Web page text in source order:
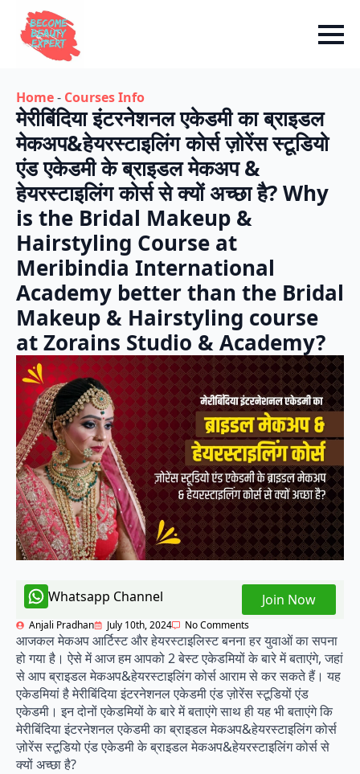
Home- Courses Info
मेरीबिंदिया इंटरनेशनल एकेडमी का ब्राइडल
मेकअप&हेयरस्टाइलिंग कोर्स ज़ोरेंस स्टूडियो
एंड एकेडमी के ब्राइडल मेकअप &
हेयरस्टाइलिंग कोर्स से क्यों अच्छा है? Why
is the Bridal Makeup &
Hairstyling Course at
Meribindia International
Academy better than the Bridal
Makeup & Hairstyling course
at Zorains Studio & Academy?
Whatsapp Channel Join Now
Anjali Pradhan July 10th, 2024 No Comments
आजकल मेकअप आर्टिस्ट और हेयरस्टाइलिस्ट बनना हर युवाओं का सपना
हो गया है। ऐसे में आज हम आपको 2 बेस्ट एकेडमियों के बारे में बताएंगे, जहां
से आप ब्राइडल मेकअप&हेयरस्टाइलिंग कोर्स आराम से कर सकते हैं। यह
एकेडमियां है मेरीबिंदिया इंटरनेशनल एकेडमी एंड ज़ोरेंस स्टूडियों एंड
एकेडमी। इन दोनों एकेडमियों के बारे में बताएंगे साथ ही यह भी बताएंगे कि
मेरीबिंदिया इंटरनेशनल एकेडमी का ब्राइडल मेकअप&हेयरस्टाइलिंग कोर्स
ज़ोरेंस स्टूडियो एंड एकेडमी के ब्राइडल मेकअप&हेयरस्टाइलिंग कोर्स से
क्यों अच्छा है?